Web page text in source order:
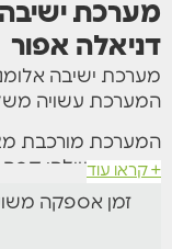
מערכת
דניאלה אפור
מערכת ישיבה
המערכת עשויה
מושבית,שולחן קפה
כריות עבות ורכות
ביותר עשויות מבד
+ קראו עוד
זמן אספקה